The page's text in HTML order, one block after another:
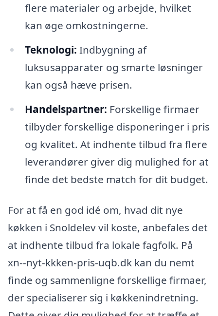
flere materialer og arbejde, hvilket
kan øge omkostningerne.
Teknologi: Indbygning af
luksusapparater og smarte løsninger
kan også hæve prisen.
Handelspartner: Forskellige firmaer
tilbyder forskellige disponeringer i pris
og kvalitet. At indhente tilbud fra flere
leverandører giver dig mulighed for at
finde det bedste match for dit budget.
For at få en god idé om, hvad dit nye
køkken i Snoldelev vil koste, anbefales det
at indhente tilbud fra lokale fagfolk. På
xn--nyt-kkken-pris-uqb.dk kan du nemt
finde og sammenligne forskellige firmaer,
der specialiserer sig i køkkenindretning.